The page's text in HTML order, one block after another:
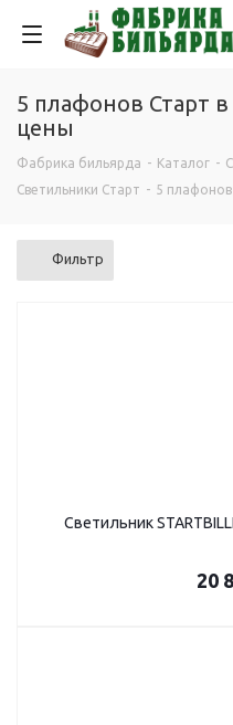
5 плафонов Старт в
цены
Фабрика бильярда - Каталог -
Светильники Старт - 5
Фильтр
Светильник
20